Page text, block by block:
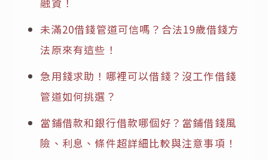
未滿20借錢管道可信嗎？合法19歲借錢方
法原來有這些！
急用錢求助！哪裡可以借錢？沒工作借錢
管道如何挑選？
當鋪借款和銀行借款哪個好？當鋪借錢風
險、利息、條件超詳細比較與注意事項！